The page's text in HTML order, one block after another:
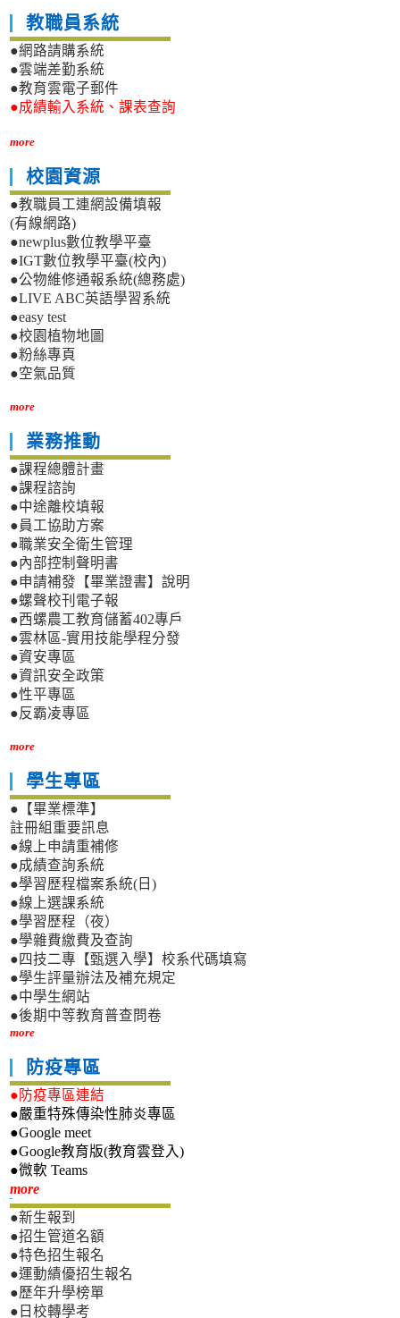
教職員系統
●網路請購系統
●雲端差勤系統
●教育雲電子郵件
●成績輸入系統、課表查詢
more
校園資源
●教職員工連網設備填報
(有線網路)
●newplus數位教學平臺
●IGT數位教學平臺(校內)
●公物維修通報系統(總務處)
●LIVE ABC英語學習系統
●easy test
●校園植物地圖
●粉絲專頁
●空氣品質
more
業務推動
●課程總體計畫
●課程諮詢
●中途離校填報
●員工協助方案
●職業安全衛生管理
●內部控制聲明書
●申請補發【畢業證書】說明
●螺聲校刊電子報
●西螺農工教育儲蓄402專戶
●雲林區-實用技能學程分發
●資安專區
●資訊安全政策
●性平專區
●反霸凌專區
more
學生專區
●【畢業標準】
註冊組重要訊息
●線上申請重補修
●成績查詢系統
●學習歷程檔案系統(日)
●線上選課系統
●學習歷程（夜）
●學雜費繳費及查詢
●四技二專【甄選入學】校系代碼填寫
●學生評量辦法及補充規定
●中學生網站
●後期中等教育普查問卷
more
防疫專區
●防疫專區連結
●嚴重特殊傳染性肺炎專區
●Google meet
●Google教育版(教育雲登入)
●微軟 Teams
more新生專區
●新生報到
●招生管道名額
●特色招生報名
●運動績優招生報名
●歷年升學榜單
●日校轉學考